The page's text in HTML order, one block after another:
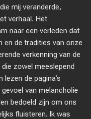
mij veranderde,
verhaal. Het
naar een verleden dat
en de tradities van onze
verkenning van de
zowel meeslepend
de pagina’s
van melancholie
bedoeld zijn om ons
fluisteren. Ik was